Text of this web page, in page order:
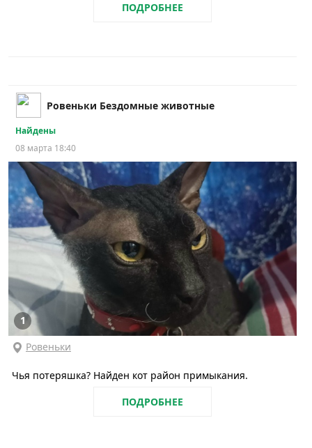
ПОДРОБНЕЕ
Ровеньки Бездомные животные
Найдены
08 марта 18:40
1
Ровеньки
Чья потеряшка? Найден кот район примыкания.
ПОДРОБНЕЕ